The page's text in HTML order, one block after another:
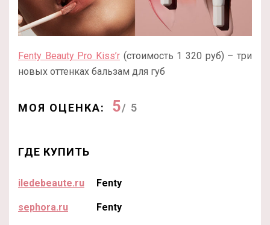
Fenty Beauty Pro Kiss’r (стоимость 1 320 руб) – три
новых оттенках бальзам для губ
МОЯ ОЦЕНКА: 5/ 5
ГДЕ КУПИТЬ
iledebeaute.ru Fenty
sephora.ru Fenty